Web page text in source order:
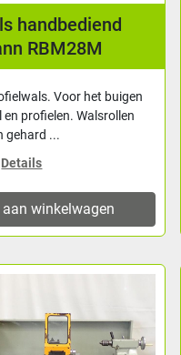
handbediend
RBM28M
Voor het buigen
profielen. Walsrollen
gehard ...
Details
winkelwagen